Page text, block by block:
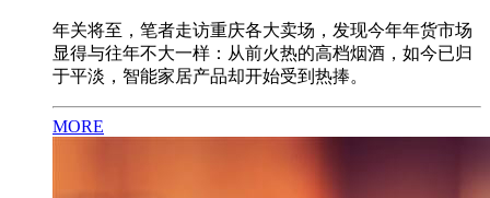
年关将至，笔者走访重庆各大卖场，发现今年年货市场
显得与往年不大一样：从前火热的高档烟酒，如今已归
于平淡，智能家居产品却开始受到热捧。
MORE